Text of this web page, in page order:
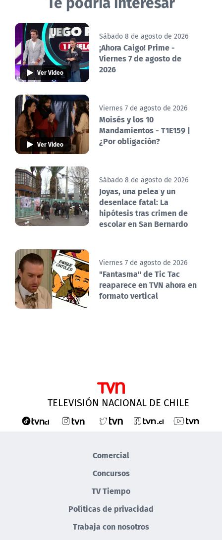
Ver Video
Sábado 8 de agosto de 2026
¡Ahora Caigo! Prime -
Viernes 7 de agosto de
2026
Ver Video
Viernes 7 de agosto de 2026
Moisés y los 10
Mandamientos - T1E159 |
¿Por obligación?
Sábado 8 de agosto de 2026
Joyas, una pelea y un
desenlace fatal: La
hipótesis tras crimen de
escolar en San Bernardo
Viernes 7 de agosto de 2026
"Fantasma" de Tic Tac
reaparece en TVN ahora en
formato vertical
TELEVISIÓN NACIONAL DE CHILE
Comercial
Concursos
TV Tiempo
Políticas de privacidad
Trabaja con nosotros